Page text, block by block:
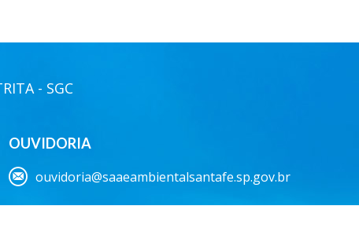
- SGC
OUVIDORIA
ouvidoria@saaeambientalsantafe.sp.gov.br